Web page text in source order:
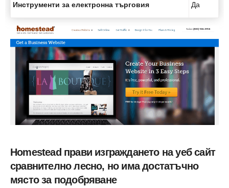
Инструменти за електронна търговия Да
Homestead прави изграждането на уеб сайт
сравнително лесно, но има достатъчно
място за подобряване